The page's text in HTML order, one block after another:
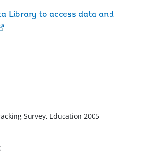
Library to access data and
Survey, Education 2005